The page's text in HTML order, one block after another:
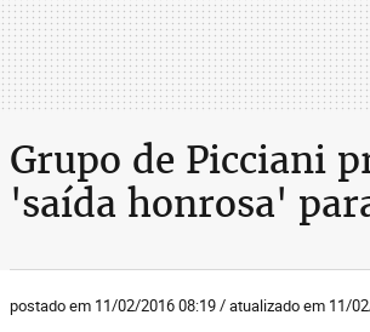
Grupo de Picciani
'saída honrosa'
postado em 11/02/2016 08:19 / atualizado em 11/